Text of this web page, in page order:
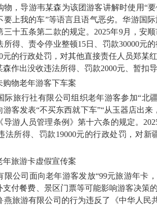
物，导游韦某森为该团游客讲解时使用“
要上我的车”等语言且语气恶劣。华游国
三十五条第二款的规定。2025年9月，安
所得、责令停业整顿15日、罚款30000元
元的行政处罚，对其他直接责任人员郑某
作出没收违法所得、罚款2000元、暂扣
物老年游客下车案
行社有限公司组织老年游客参加“北
客发表“不买东西就下车”“从玉器店出
导游人员管理条例》第十六条的规定。
法所得、罚款19000元的行政处罚，对
旅游卡虚假宣传案
司面向老年游客发放“99元旅游年卡，
支付餐费、景区门票等可能影响游客决策
燕旅游有限公司的行为违反了《中华人民